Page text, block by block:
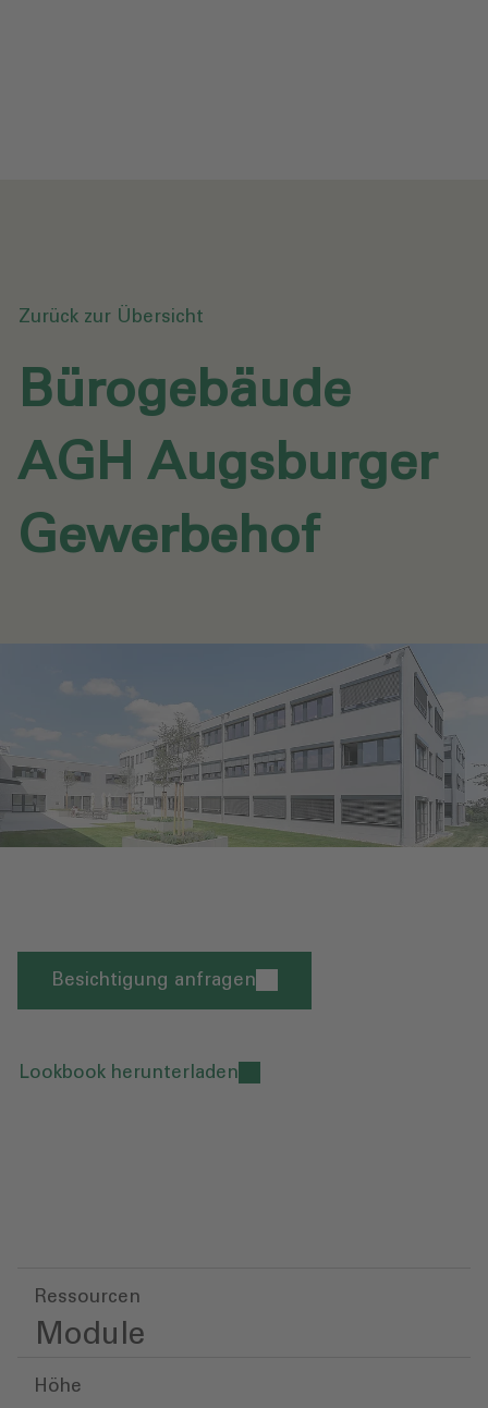
Zurück zur Übersicht
Bürogebäude
AGH Augsburger
Gewerbehof
Besichtigung anfragen
Lookbook herunterladen
Ressourcen
Module
Höhe